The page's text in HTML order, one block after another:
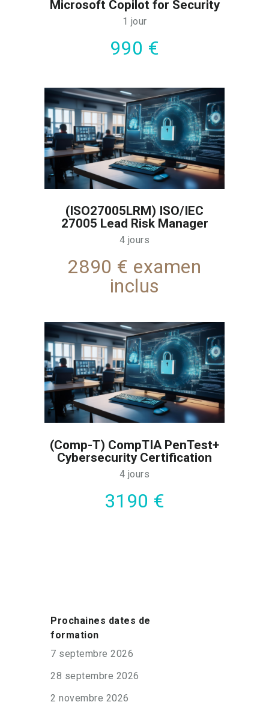
Microsoft Copilot for Security
1 jour
990 €
(ISO27005LRM) ISO/IEC
27005 Lead Risk Manager
4 jours
2890 € examen
inclus
(Comp-T) CompTIA PenTest+
Cybersecurity Certification
4 jours
3190 €
Prochaines dates de
formation
7 septembre 2026
28 septembre 2026
2 novembre 2026